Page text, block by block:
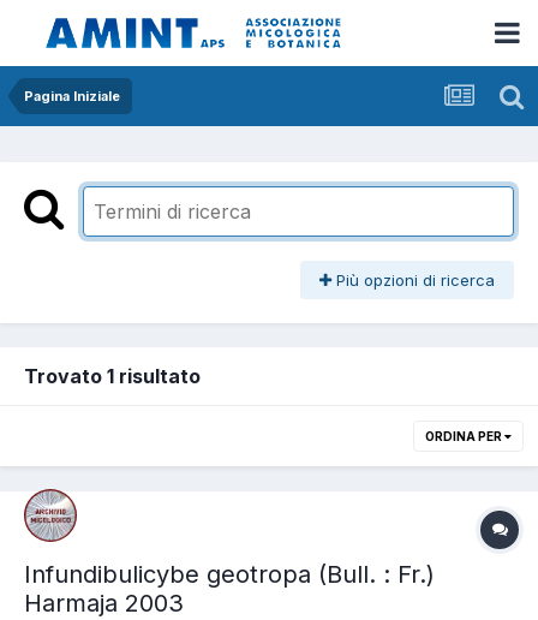
Pagina Iniziale
Più opzioni di ricerca
Trovato 1 risultato
ORDINA PER
Infundibulicybe geotropa (Bull. : Fr.)
Harmaja 2003